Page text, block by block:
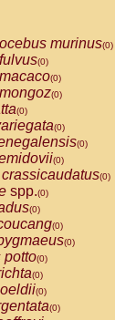
(0)
(0)
(0)
(0)
(0)
(0)
(0)
(0)
cana
cupreus
donacophilus
moloch
torquatus
murinus(0)
(0)
(0)
(0)
(0)
(0)
(0)
(0)
(0)
spp.(0)
(0)
(0)
(0)
potto(0)
(0)
(0)
(0)